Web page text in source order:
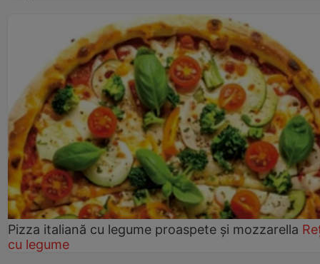
Pizza italiană cu legume proaspete și mozzarella
cu legume